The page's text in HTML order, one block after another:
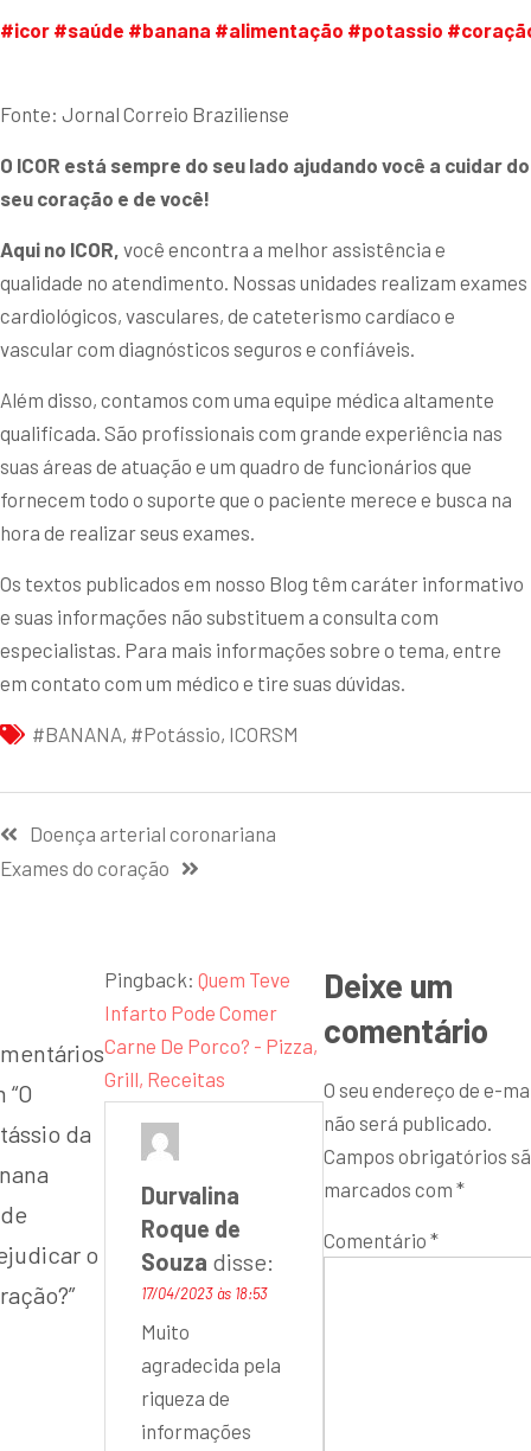
#icor #saúde #banana #alimentação #potassio
Fonte: Jornal Correio Braziliense
O ICOR está sempre do seu lado ajudando você a cuidar do
seu coração e de você!
Aqui no ICOR, você encontra a melhor assistência e
qualidade no atendimento. Nossas unidades realizam exames
cardiológicos, vasculares, de cateterismo cardíaco e
vascular com diagnósticos seguros e confiáveis.
Além disso, contamos com uma equipe médica altamente
qualificada. São profissionais com grande experiência nas
suas áreas de atuação e um quadro de funcionários que
fornecem todo o suporte que o paciente merece e busca na
hora de realizar seus exames.
Os textos publicados em nosso Blog têm caráter informativo
e suas informações não substituem a consulta com
especialistas. Para mais informações sobre o tema, entre
em contato com um médico e tire suas dúvidas.
#BANANA, #potássio, ICORSM
Doença arterial coronariana
Exames do coração
“O
da
o
”
Pingback: Quem Teve
Infarto Pode Comer
Carne De Porco? - Pizza,
Grill, Receitas
Durvalina
Roque de
Souza disse:
17/04/2023 às 18:53
Muito
agradecida pela
riqueza de
informações
Deixe um
comentário
O seu endereço de e-
não será publicado.
Campos obrigatórios
marcados com *
Comentário *